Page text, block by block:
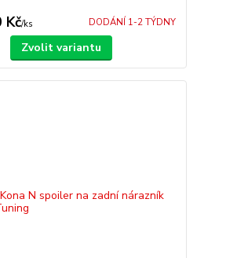
Kč/ks DODÁNÍ 1-2 TÝDNY
Zvolit variantu